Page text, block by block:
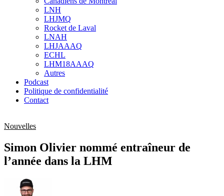
sub
menu
LNH
LHJMQ
Rocket de Laval
LNAH
LHJAAAQ
ECHL
LHM18AAAQ
Autres
Podcast
Politique de confidentialité
Contact
Nouvelles
Simon Olivier nommé entraîneur de
l’année dans la LHM